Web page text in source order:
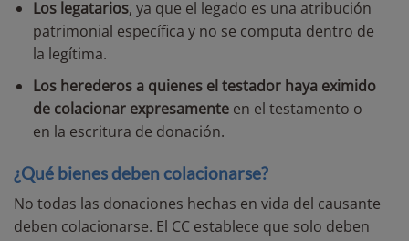
Los legatarios, ya que el legado es una atribución
patrimonial específica y no se computa dentro de
la legítima.
Los herederos a quienes el testador haya eximido
de colacionar expresamenteen el testamento o
en la escritura de donación.
¿Qué bienes deben colacionarse?
No todas las donaciones hechas en vida del causante
deben colacionarse. El CC establece que solo deben